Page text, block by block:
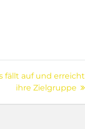
fällt auf und erreicht
ihre Zielgruppe